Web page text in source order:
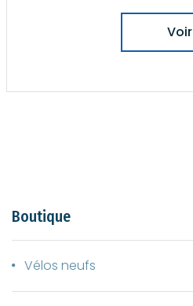
Voir
Boutique
Vélos neufs